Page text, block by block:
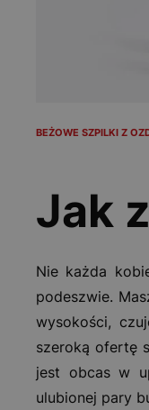
BEŻOWE SZPILKI Z
Jak
Nie każda
podeszwie.
wysokości,
szeroką ofertę
jest obcas w
ulubionej pary